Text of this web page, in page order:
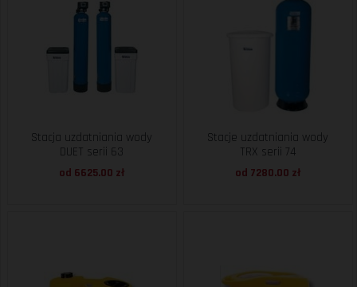
Stacja uzdatniania wody
DUET serii 63
od 6625.00 zł
Stacje uzdatniania wody
TRX serii 74
od 7280.00 zł